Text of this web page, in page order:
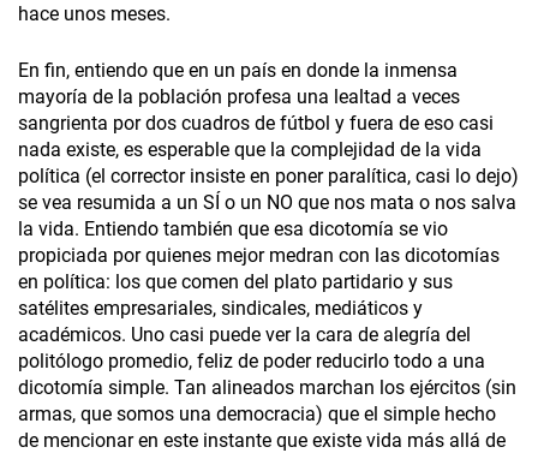
hace unos meses.
En fin, entiendo que en un país en donde la inmensa
mayoría de la población profesa una lealtad a veces
sangrienta por dos cuadros de fútbol y fuera de eso casi
nada existe, es esperable que la complejidad de la vida
política (el corrector insiste en poner paralítica, casi lo dejo)
se vea resumida a un SÍ o un NO que nos mata o nos salva
la vida. Entiendo también que esa dicotomía se vio
propiciada por quienes mejor medran con las dicotomías
en política: los que comen del plato partidario y sus
satélites empresariales, sindicales, mediáticos y
académicos. Uno casi puede ver la cara de alegría del
politólogo promedio, feliz de poder reducirlo todo a una
dicotomía simple. Tan alineados marchan los ejércitos (sin
armas, que somos una democracia) que el simple hecho
de mencionar en este instante que existe vida más allá de